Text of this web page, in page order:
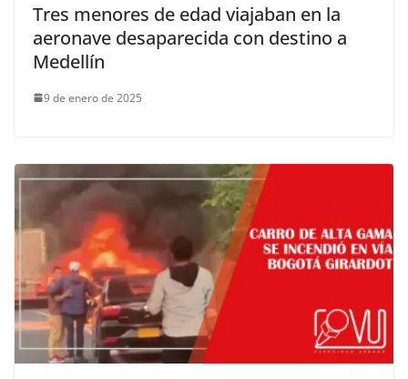
Tres menores de edad viajaban en la
aeronave desaparecida con destino a
Medellín
9 de enero de 2025